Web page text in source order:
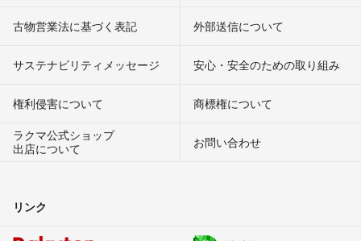
古物営業法に基づく表記 外部送信について
サステナビリティメッセージ 安心・安全のための取り組み
権利侵害について
商標権について
ラクマ公式ショップ
出店について
お問い合わせ
リンク